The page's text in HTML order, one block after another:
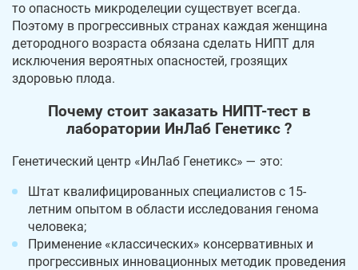
то опасность микроделеции существует всегда.
Поэтому в прогрессивных странах каждая женщина
детородного возраста обязана сделать НИПТ для
исключения вероятных опасностей, грозящих
здоровью плода.
Почему стоит заказать НИПТ-тест в
лаборатории ИнЛаб Генетикс ?
Генетический центр «ИнЛаб Генетикс» — это:
Штат квалифицированных специалистов с 15-
летним опытом в области исследования генома
человека;
Применение «классических» консервативных и
прогрессивных инновационных методик проведения